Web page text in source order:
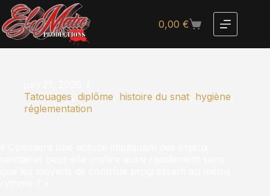
0,00€
Tatouages diplôme histoire du snat hygiène
réglementation